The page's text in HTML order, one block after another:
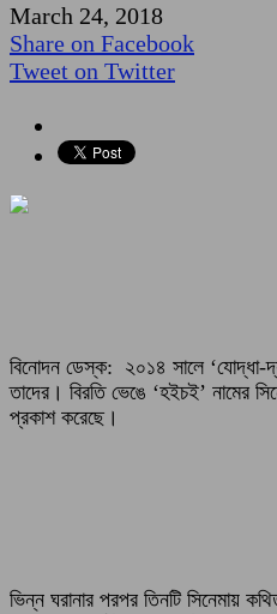
March 24, 2018
Share on Facebook
Tweet on Twitter
বিনোদন ডেস্ক: ২০১৪ সালে ‘যোদ্ধা-দ্য
তাদের। বিরতি ভেঙে ‘হইচই’ নামের
প্রকাশ করেছে।
ভিন্ন ঘরানার পরপর তিনটি সিনেমায়